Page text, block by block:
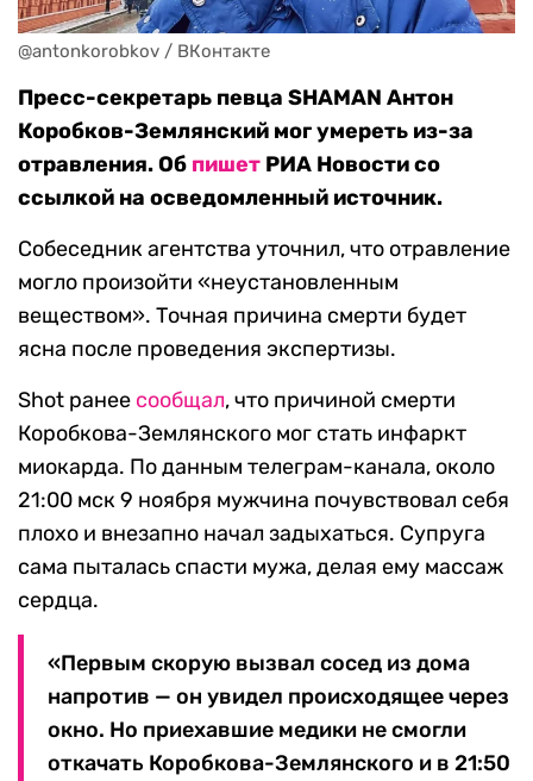
@antonkorobkov / ВКонтакте
Пресс-секретарь певца SHAMAN Антон
Коробков-Землянский мог умереть из-за
отравления. Об пишет РИА Новости со
ссылкой на осведомленный источник.
Собеседник агентства уточнил, что отравление
могло произойти «неустановленным
веществом». Точная причина смерти будет
ясна после проведения экспертизы.
Shot ранее сообщал, что причиной смерти
Коробкова-Землянского мог стать инфаркт
миокарда. По данным телеграм-канала, около
21:00 мск 9 ноября мужчина почувствовал себя
плохо и внезапно начал задыхаться. Супруга
сама пыталась спасти мужа, делая ему массаж
сердца.
«Первым скорую вызвал сосед из дома
напротив — он увидел происходящее через
окно. Но приехавшие медики не смогли
откачать Коробкова-Землянского и в 21:50